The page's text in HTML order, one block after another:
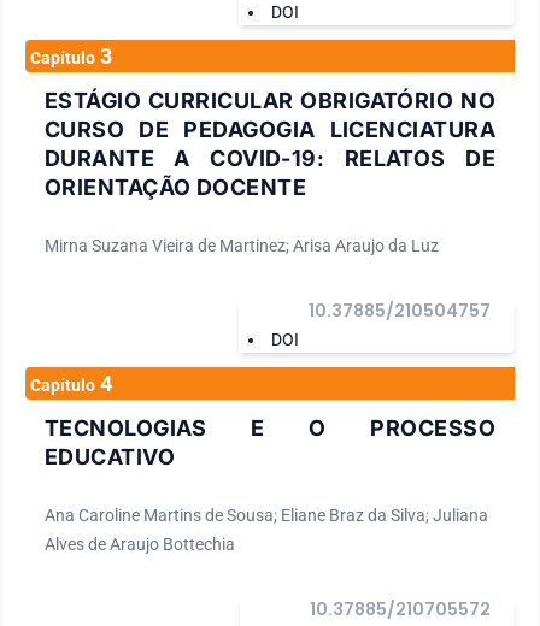
DOI
Capítulo 3
ESTÁGIO CURRICULAR OBRIGATÓRIO NO
CURSO DE PEDAGOGIA LICENCIATURA
DURANTE A COVID-19: RELATOS DE
ORIENTAÇÃO DOCENTE
Mirna Suzana Vieira de Martinez; Arisa Araujo da Luz
DOI
10.37885/210504757
Capítulo 4
TECNOLOGIAS E O PROCESSO
EDUCATIVO
Ana Caroline Martins de Sousa; Eliane Braz da Silva; Juliana
Alves de Araujo Bottechia
10.37885/210705572